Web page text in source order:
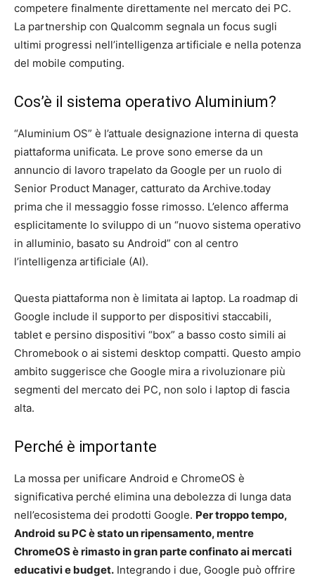
competere finalmente direttamente nel mercato dei PC.
La partnership con Qualcomm segnala un focus sugli
ultimi progressi nell’intelligenza artificiale e nella potenza
del mobile computing.
Cos’è il sistema operativo Aluminium?
“Aluminium OS” è l’attuale designazione interna di questa
piattaforma unificata. Le prove sono emerse da un
annuncio di lavoro trapelato da Google per un ruolo di
Senior Product Manager, catturato da Archive.today
prima che il messaggio fosse rimosso. L’elenco afferma
esplicitamente lo sviluppo di un “nuovo sistema operativo
in alluminio, basato su Android” con al centro
l’intelligenza artificiale (AI).
Questa piattaforma non è limitata ai laptop. La roadmap di
Google include il supporto per dispositivi staccabili,
tablet e persino dispositivi “box” a basso costo simili ai
Chromebook o ai sistemi desktop compatti. Questo ampio
ambito suggerisce che Google mira a rivoluzionare più
segmenti del mercato dei PC, non solo i laptop di fascia
alta.
Perché è importante
La mossa per unificare Android e ChromeOS è
significativa perché elimina una debolezza di lunga data
nell’ecosistema dei prodotti Google. Per troppo tempo,
Android su PC è stato un ripensamento, mentre
ChromeOS è rimasto in gran parte confinato ai mercati
educativi e budget. Integrando i due, Google può offrire